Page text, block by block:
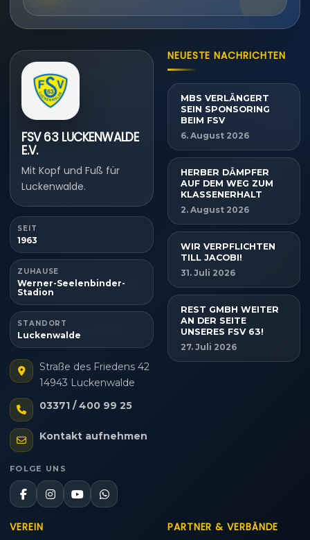
FSV 63 LUCKENWALDE
E.V.
Mit Kopf und Fuß für
Luckenwalde.
SEIT
1963
ZUHAUSE
Werner-Seelenbinder-
Stadion
STANDORT
Luckenwalde
Straße des Friedens 42
14943 Luckenwalde
03371 / 400 99 25
Kontakt aufnehmen
FOLGE UNS
NEUESTE NACHRICHTEN
MBS VERLÄNGERT
SEIN SPONSORING
BEIM FSV
6. August 2026
HERBER DÄMPFER
AUF DEM WEG ZUM
KLASSENERHALT
2. August 2026
WIR VERPFLICHTEN
TILL JACOBI!
31. Juli 2026
REST GMBH WEITER
AN DER SEITE
UNSERES FSV 63!
27. Juli 2026
VEREIN PARTNER & VERBÄNDE